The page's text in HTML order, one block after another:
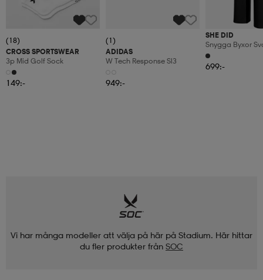
(18)
CROSS SPORTSWEAR
3p Mid Golf Sock
149:-
(1)
ADIDAS
W Tech Response Sl3
949:-
SHE DID
Snygga Byxor
Regular
699:-
Vi har många modeller att välja på här på Stadium. Här hittar
du fler produkter från SOC